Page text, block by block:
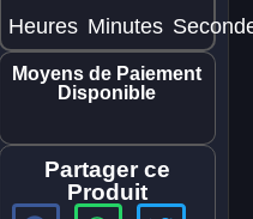
Heures Minutes
Moyens de Paiement
Disponible
Partager ce
Produit